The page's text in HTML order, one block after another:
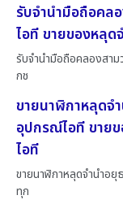
รับจำนำมือถือคล
ไอที ขายของหลุ
รับจำนำมือถือคลองสาม
กช
ขายนาฬิกาหลุดจ
อุปกรณ์ไอที ขาย
ไอที
ขายนาฬิกาหลุดจำนำอยุ
ทุก